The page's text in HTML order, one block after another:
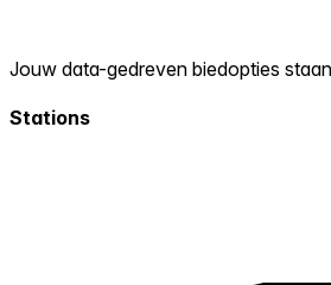
Jouw data-gedreven biedopties
Stations